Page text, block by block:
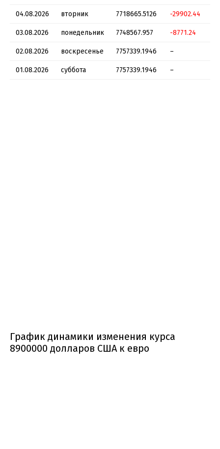
04.08.2026 вторник 7718665.5126 -29902.44
03.08.2026 понедельник 7748567.957 -8771.24
02.08.2026 воскресенье 7757339.1946 –
01.08.2026 суббота 7757339.1946 –
График динамики изменения курса
8900000 долларов США к евро